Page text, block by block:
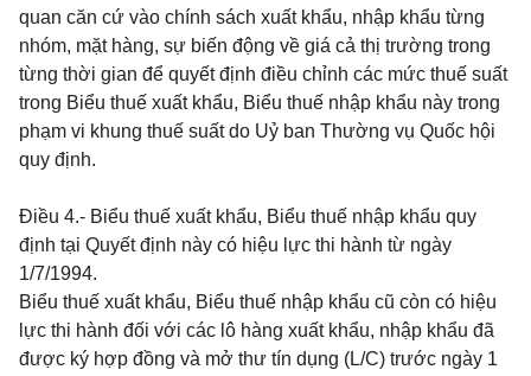
quan căn cứ vào chính sách xuất khẩu, nhập khẩu từng
nhóm, mặt hàng, sự biến động về giá cả thị trường trong
từng thời gian để quyết định điều chỉnh các mức thuế suất
trong Biểu thuế xuất khẩu, Biểu thuế nhập khẩu này trong
phạm vi khung thuế suất do Uỷ ban Thường vụ Quốc hội
quy định.
Điều 4.- Biểu thuế xuất khẩu, Biểu thuế nhập khẩu quy
định tại Quyết định này có hiệu lực thi hành từ ngày
1/7/1994.
Biểu thuế xuất khẩu, Biểu thuế nhập khẩu cũ còn có hiệu
lực thi hành đối với các lô hàng xuất khẩu, nhập khẩu đã
được ký hợp đồng và mở thư tín dụng (L/C) trước ngày 1